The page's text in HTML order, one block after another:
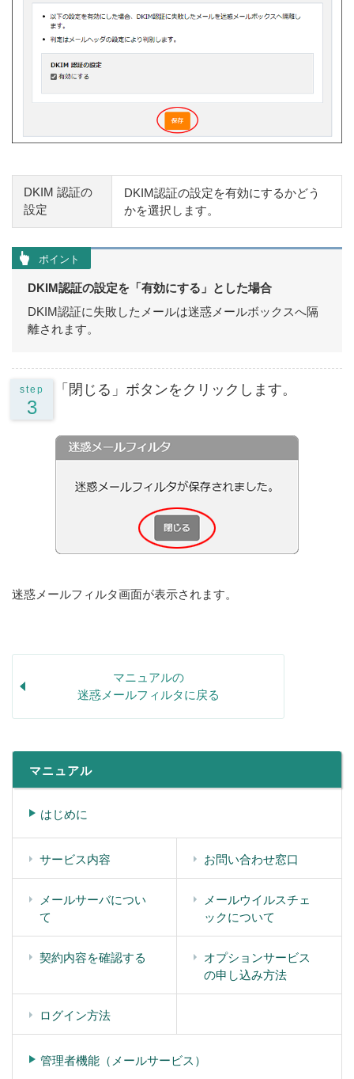
DKIM 認証の
設定
DKIM認証の設定を有効にするかどう
かを選択します。
ポイント
DKIM認証の設定を「有効にする」とした場合
DKIM認証に失敗したメールは迷惑メールボックスへ隔
離されます。
step
3
「閉じる」ボタンをクリックします。
迷惑メールフィルタ画面が表示されます。
マニュアルの
迷惑メールフィルタに戻る
マニュアル
はじめに
サービス内容 お問い合わせ窓口
メールサーバについ
て
メールウイルスチェ
ックについて
契約内容を確認する
オプションサービス
の申し込み方法
ログイン方法
管理者機能（メールサービス）